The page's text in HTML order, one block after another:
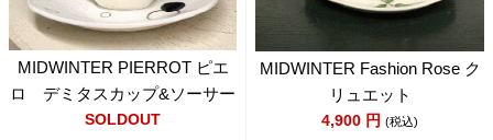
MIDWINTER PIERROT ピエ
ロ デミタスカップ&ソーサー
SOLDOUT
MIDWINTER Fashion Rose ク
リュエット
4,900 円 (税込)